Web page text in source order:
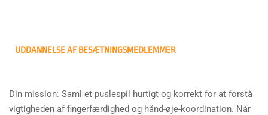
UDDANNELSE AF BESÆTNINGSMEDLEMMER
Din mission: Saml et puslespil hurtigt og korrekt for at forstå
vigtigheden af fingerfærdighed og hånd-øje-koordination. Når